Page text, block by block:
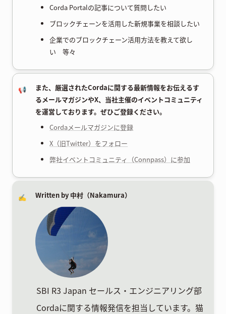
Corda Portalの記事について質問したい
ブロックチェーンを活用した新規事業を相談したい
企業でのブロックチェーン活用方法を教えて欲し
い 等々
📢
また、厳選されたCordaに関する最新情報をお伝えるす
るメールマガジンやX、当社主催のイベントコミュニティ
を運営しております。ぜひご登録ください。
Cordaメールマガジンに登録
X（旧Twitter）をフォロー
弊社イベントコミュニティ（Connpass）に参加
✍️ Written by 中村（Nakamura）
SBI R3 Japan セールス・エンジニアリング部
Cordaに関する情報発信を担当しています。猫